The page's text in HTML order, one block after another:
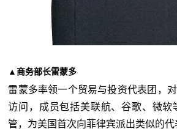
▲商务部长雷蒙多
雷蒙多率领一个贸易与投资代表团，
访问，成员包括美联航、谷歌、微软
管，为美国首次向菲律宾派出类似的代